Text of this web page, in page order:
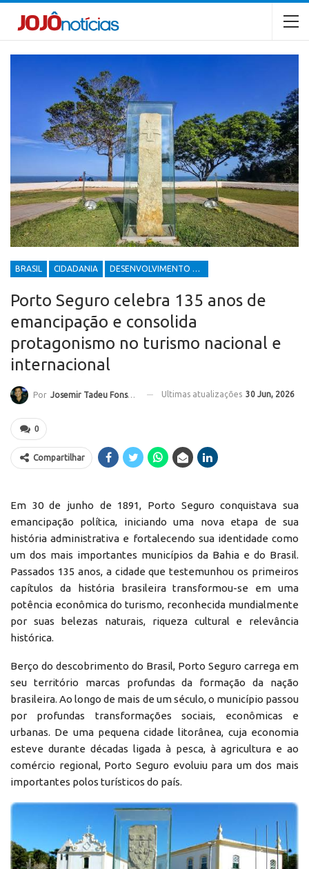
BRASIL CIDADANIA DESENVOLVIMENTO ECONÔMICO E SOCIAL
Porto Seguro celebra 135 anos de
emancipação e consolida
protagonismo no turismo nacional e
internacional
Por Josemir Tadeu Fonseca Ultimas atualizações 30 Jun, 2026
0
Compartilhar
Em 30 de junho de 1891, Porto Seguro conquistava sua
emancipação política, iniciando uma nova etapa de sua
história administrativa e fortalecendo sua identidade como
um dos mais importantes municípios da Bahia e do Brasil.
Passados 135 anos, a cidade que testemunhou os primeiros
capítulos da história brasileira transformou-se em uma
potência econômica do turismo, reconhecida mundialmente
por suas belezas naturais, riqueza cultural e relevância
histórica.
Berço do descobrimento do Brasil, Porto Seguro carrega em
seu território marcas profundas da formação da nação
brasileira. Ao longo de mais de um século, o município passou
por profundas transformações sociais, econômicas e
urbanas. De uma pequena cidade litorânea, cuja economia
esteve durante décadas ligada à pesca, à agricultura e ao
comércio regional, Porto Seguro evoluiu para um dos mais
importantes polos turísticos do país.